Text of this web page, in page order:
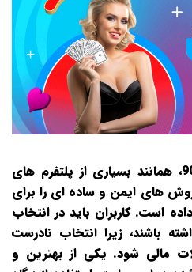
سایت شرط‌ بندی برد نود 90، همانند بسیاری از پلتفرم‌ های
روش‌ های ایمن و ساده‌ ای را برای
است. کاربران باید در انتخاب
باشند، زیرا انتخاب نادرست
مالی شود. یکی از بهترین و